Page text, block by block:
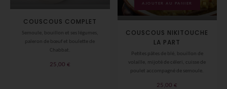
COUSCOUS COMPLET
Semoule, bouillon et ses légumes,
paleron de bœuf et boulette de
Chabbat.
25,00 €
AJOUTER AU PANIER
COUSCOUS NIKITOUCHE
LA PART
Petites pâtes de blé, bouillon de
volaille, mijoté de céleri, cuisse de
poulet accompagné de semoule.
25,00€